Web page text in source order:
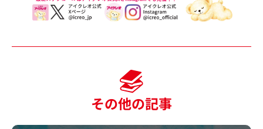
その他の記事